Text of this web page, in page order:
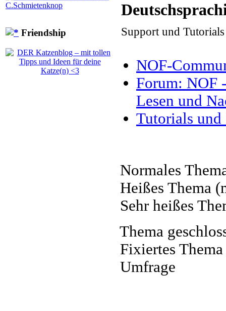
Friendship Support und
NOF-
Forum: NOF
Lesen und
Tutorials
Normales
Heißes Thema
Sehr heißes
Thema
Fixiertes Thema
Umfrage